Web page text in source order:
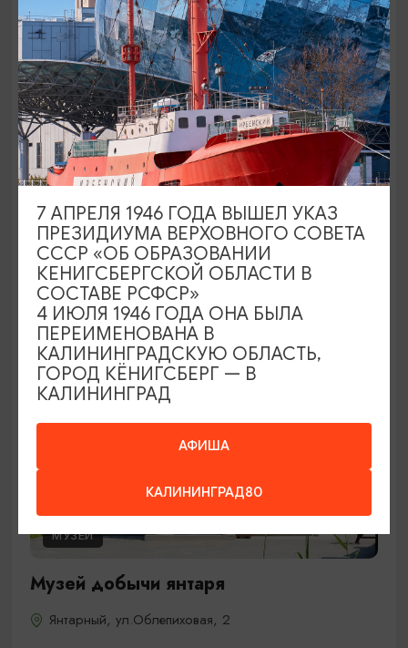
МУЗЕИ
Блокгауз
Калининград, Литовский вал, 21д
МУЗЕИ
Музей добычи янтаря
Янтарный, ул.Облепиховая, 2
АФИША
КАЛИНИНГРАД80
7 АПРЕЛЯ 1946 ГОДА ВЫШЕЛ УКАЗ
ПРЕЗИДИУМА ВЕРХОВНОГО СОВЕТА
СССР «ОБ ОБРАЗОВАНИИ
КЕНИГСБЕРГСКОЙ ОБЛАСТИ В
СОСТАВЕ РСФСР»
4 ИЮЛЯ 1946 ГОДА ОНА БЫЛА
ПЕРЕИМЕНОВАНА В
КАЛИНИНГРАДСКУЮ ОБЛАСТЬ,
ГОРОД КЁНИГСБЕРГ — В
КАЛИНИНГРАД